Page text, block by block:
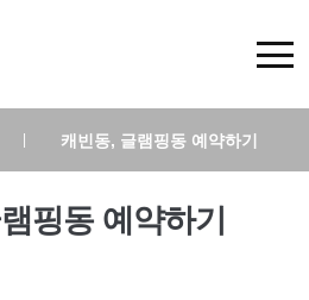
캐빈동, 글램핑동 예약하기
핑동 예약하기